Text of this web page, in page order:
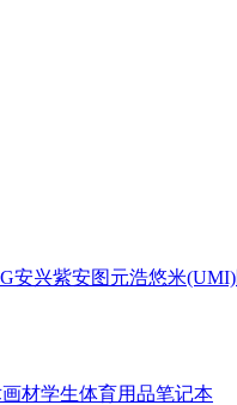
安兴紫安图元浩悠米(UMI)
材学生体育用品笔记本